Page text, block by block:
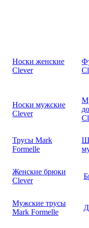
Носки женские
Clever
Носки мужские
Clever
Трусы Mark
Formelle
Женские брюки
Clever
Мужские трусы
Mark Formelle